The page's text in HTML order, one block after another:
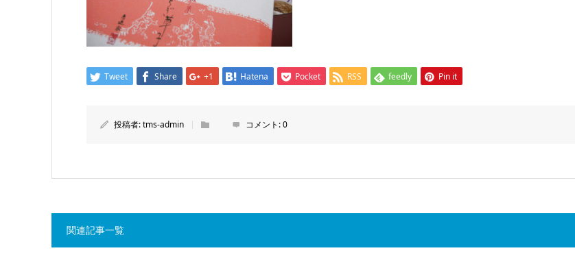
Tweet Share +1 Hatena Pocket RSS feedly Pin it
投稿者:tms-admin コメント:0
関連記事一覧